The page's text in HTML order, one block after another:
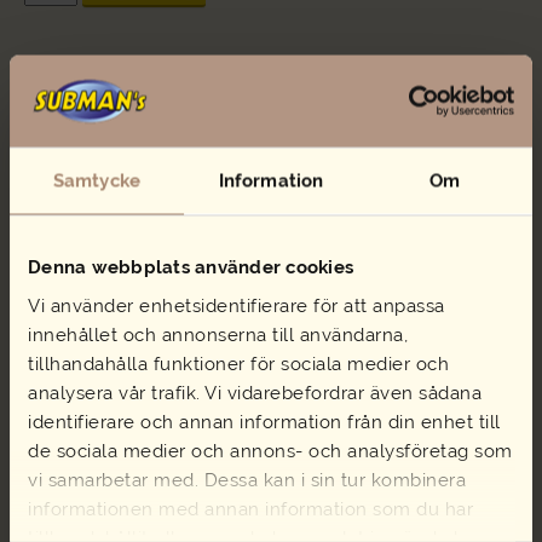
Samtycke Information Om
Denna webbplats använder cookies
Vi använder enhetsidentifierare för att anpassa
innehållet och annonserna till användarna,
tillhandahålla funktioner för sociala medier och
analysera vår trafik. Vi vidarebefordrar även sådana
identifierare och annan information från din enhet till
de sociala medier och annons- och analysföretag som
vi samarbetar med. Dessa kan i sin tur kombinera
informationen med annan information som du har
med
mängd
116,00kr
Rostbiffsallad
mängd
Lägg i varukorg
137,00kr
Skaldjurssallad
mängd
Lägg i varukorg